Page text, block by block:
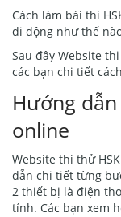
Cách làm bài thi
di động như thế
Sau đây Website
các bạn chi tiết
Hướng
online
Website thi thử
dẫn chi tiết từng
2 thiết bị là điện
tính. Các bạn xem